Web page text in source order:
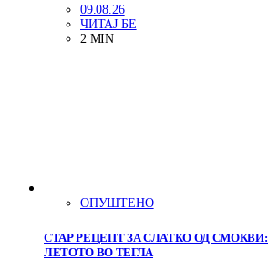
09.08.26
ЧИТАЈ БЕ
2 MIN
ОПУШТЕНО
СТАР РЕЦЕПТ ЗА СЛАТКО ОД
ЛЕТОТО ВО ТЕГЛА